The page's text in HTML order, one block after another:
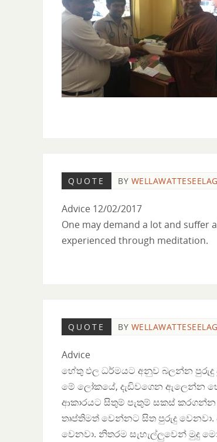
QUOTE BY
Advice 12/02/2017
One may demand a lot and suffer
experienced through meditation.
QUOTE BY
Advice
හේතු ඵල ධර්මයට අනුව බලන්න
මේ ලෝකයේ, දැඩිවගෙන ඇලෙන්න
ආකාරයට සිතුම් පැතුම් සකස් කරගන්න
තෘප්තිමත් වෙන්නට සිත පුරුදු
වෙනවා. නිතරම සැහැල්ලුවෙන් මුදු